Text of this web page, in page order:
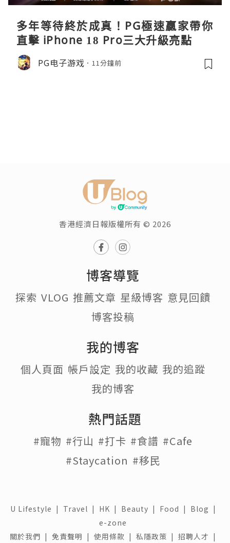
多年等待終於成真！PG極速贏家帶你
直擊 iPhone 18 Pro三大升級亮點
PG电子游戏 11分鐘前
香港經濟日報版權所有 © 2026
博客導覽
探索 VLOG 推薦文章 星級博客 意見回饋
博客投稿
我的博客
個人頁面 帳戶設定 我的收藏 我的追蹤
我的博客
熱門話題
#寵物 #行山 #打卡 #食譜 #Cafe
#Staycation #移民
U Lifestyle | Travel | HK | Beauty | Food | Blog |
e-zone
關於我們 | 免責聲明 | 使用條款 | 私隱政策 | 招聘人才 |